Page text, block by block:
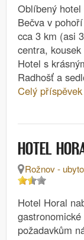
Oblíbený
Bečva v
cca 3 km (asi
centra,
Hotel s
Radhošť a
Celý příspěvek
HOTEL
Rožnov -
Hotel Horal
požadavkům